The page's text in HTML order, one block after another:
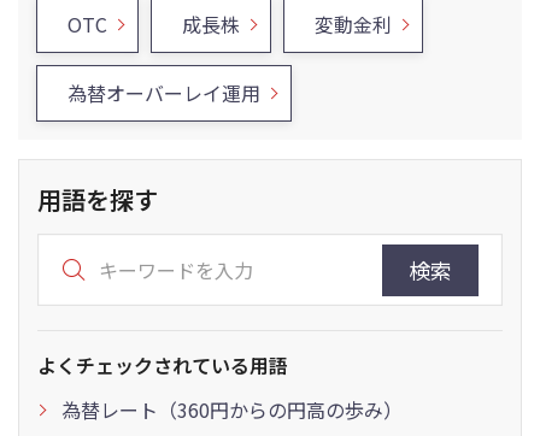
OTC 成長株 変動金利
為替オーバーレイ運用
用語を探す
検索
よくチェックされている用語
為替レート（360円からの円高の歩み）